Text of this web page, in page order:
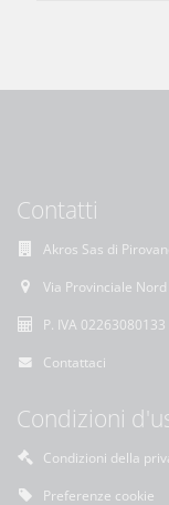
Contatti
Akros Sas di
Via Provinciale Nord
P. IVA 02263080133
Contattaci
Condizioni
Condizioni della
Preferenze cookie